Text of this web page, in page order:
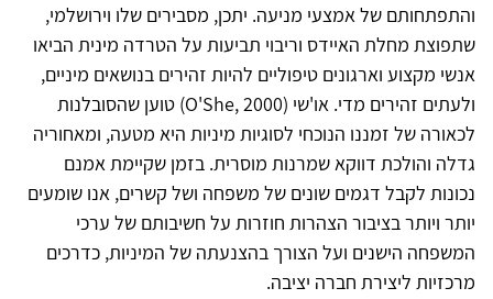
והתפתחותם של אמצעי מניעה. יתכן, מסבירים שלו וירושלמי,
שתפוצת מחלת האיידס וריבוי תביעות על הטרדה מינית הביאו
אנשי מקצוע וארגונים טיפוליים להיות זהירים בנושאים מיניים,
ולעתים זהירים מדי. או'שי (O'She, 2000) טוען שהסובלנות
לכאורה של זמננו הנוכחי לסוגיות מיניות היא מטעה, ומאחוריה
גדלה והולכת דווקא שמרנות מוסרית. בזמן שקיימת אמנם
נכונות לקבל דגמים שונים של משפחה ושל קשרים, אנו שומעים
יותר ויותר בציבור הצהרות חוזרות על חשיבותם של ערכי
המשפחה הישנים ועל הצורך בהצנעתה של המיניות, כדרכים
מרכזיות ליצירת חברה יציבה.